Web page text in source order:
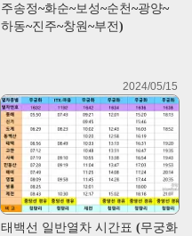
주송정~화순~보성~순천~광양~
하동~진주~창원~부전)
2024/05/15
태백선 일반열차 시간표 (무궁화